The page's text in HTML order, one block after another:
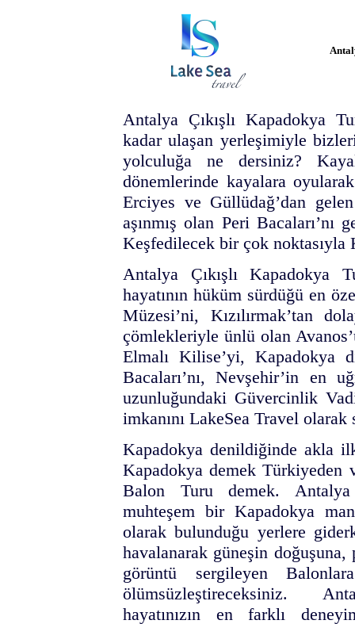
Antalya Çıkışlı Kapadokya
kadar ulaşan yerleşimiyle
yolculuğa ne dersiniz?
dönemlerinde kayalara
Erciyes ve Güllüdağ’dan
aşınmış olan Peri
Keşfedilecek bir çok
Antalya Çıkışlı Kapadokya
hayatının hüküm sürdüğü en
Müzesi’ni, Kızılırmak’tan
çömlekleriyle ünlü olan
Elmalı Kilise’yi,
Bacaları’nı, Nevşehir’in en
uzunluğundaki Güvercinlik
imkanını LakeSea Travel
Kapadokya denildiğinde akla
Kapadokya demek Türkiyeden
Balon Turu demek. Antalya
muhteşem bir Kapadokya
olarak bulunduğu yerlere
havalanarak güneşin
görüntü sergileyen
ölümsüzleştireceksiniz.
hayatınızın en farklı